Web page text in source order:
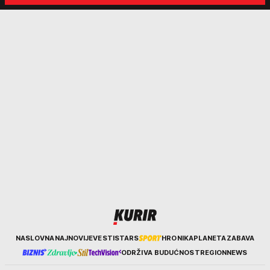
nekim ko nema para"
tortura..."
KurirNASLOVNANAJNOVIJEVESTISTARS HRONIKAPLANETAZABAVA
ODRŽIVA BUDUĆNOSTREGIONNEWS